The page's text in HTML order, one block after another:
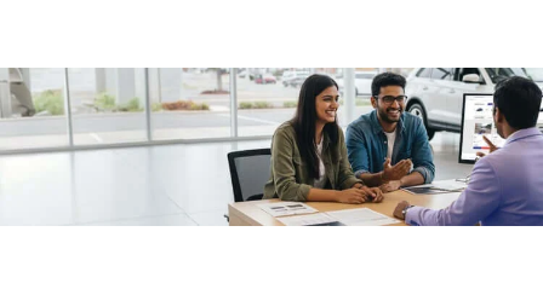
/fragments/plp-details